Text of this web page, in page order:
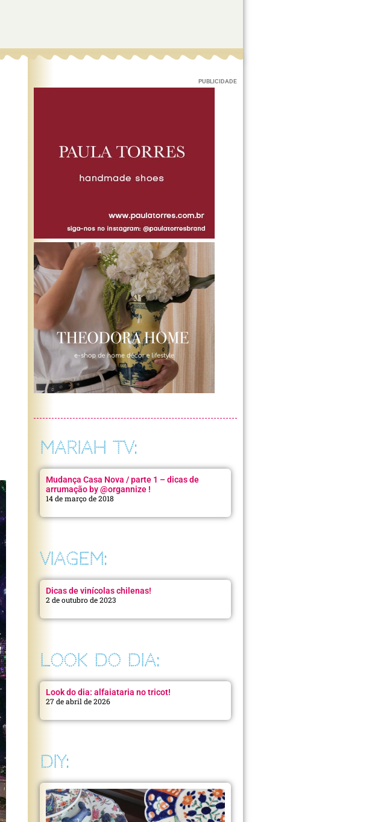
PUBLICIDADE
MARIAH TV:
Mudança Casa Nova / parte 1 – dicas de
arrumação by @organnize !
14 de março de 2018
VIAGEM:
Dicas de vinícolas chilenas!
2 de outubro de 2023
LOOK DO DIA:
Look do dia: alfaiataria no tricot!
27 de abril de 2026
DIY: